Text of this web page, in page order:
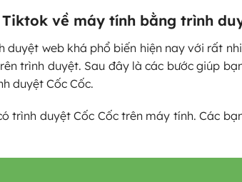
về máy tính bằng trình
duyệt web khá phổ biến hiện nay với rất
trình duyệt. Sau đây là các bước giúp
duyệt Cốc Cốc.
trình duyệt Cốc Cốc trên máy tính. Các